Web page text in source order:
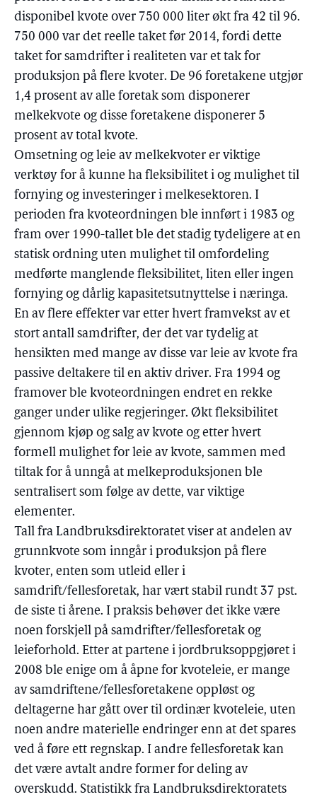
disponibel kvote over 750 000 liter økt fra 42 til 96.
750 000 var det reelle taket før 2014, fordi dette
taket for samdrifter i realiteten var et tak for
produksjon på flere kvoter. De 96 foretakene utgjør
1,4 prosent av alle foretak som disponerer
melkekvote og disse foretakene disponerer 5
prosent av total kvote.
Omsetning og leie av melkekvoter er viktige
verktøy for å kunne ha fleksibilitet i og mulighet til
fornying og investeringer i melkesektoren. I
perioden fra kvoteordningen ble innført i 1983 og
fram over 1990-tallet ble det stadig tydeligere at en
statisk ordning uten mulighet til omfordeling
medførte manglende fleksibilitet, liten eller ingen
fornying og dårlig kapasitetsutnyttelse i næringa.
En av flere effekter var etter hvert framvekst av et
stort antall samdrifter, der det var tydelig at
hensikten med mange av disse var leie av kvote fra
passive deltakere til en aktiv driver. Fra 1994 og
framover ble kvoteordningen endret en rekke
ganger under ulike regjeringer. Økt fleksibilitet
gjennom kjøp og salg av kvote og etter hvert
formell mulighet for leie av kvote, sammen med
tiltak for å unngå at melkeproduksjonen ble
sentralisert som følge av dette, var viktige
elementer.
Tall fra Landbruksdirektoratet viser at andelen av
grunnkvote som inngår i produksjon på flere
kvoter, enten som utleid eller i
samdrift/fellesforetak, har vært stabil rundt 37 pst.
de siste ti årene. I praksis behøver det ikke være
noen forskjell på samdrifter/fellesforetak og
leieforhold. Etter at partene i jordbruksoppgjøret i
2008 ble enige om å åpne for kvoteleie, er mange
av samdriftene/fellesforetakene oppløst og
deltagerne har gått over til ordinær kvoteleie, uten
noen andre materielle endringer enn at det spares
ved å føre ett regnskap. I andre fellesforetak kan
det være avtalt andre former for deling av
overskudd. Statistikk fra Landbruksdirektoratets